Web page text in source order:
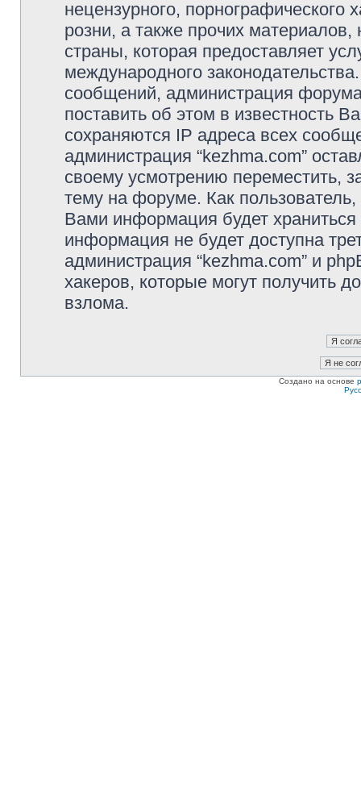
нецензурного, порнографического
розни, а также прочих
страны, которая предоставляет
международного
сообщений, администрация
поставить об этом в известность
сохраняются IP адреса всех
администрация “kezhma.com”
своему усмотрению переместить,
тему на форуме. Как
Вами информация будет
информация не будет доступна
администрация “kezhma.com” и
хакеров, которые могут получить
взлома.
Создано на основе